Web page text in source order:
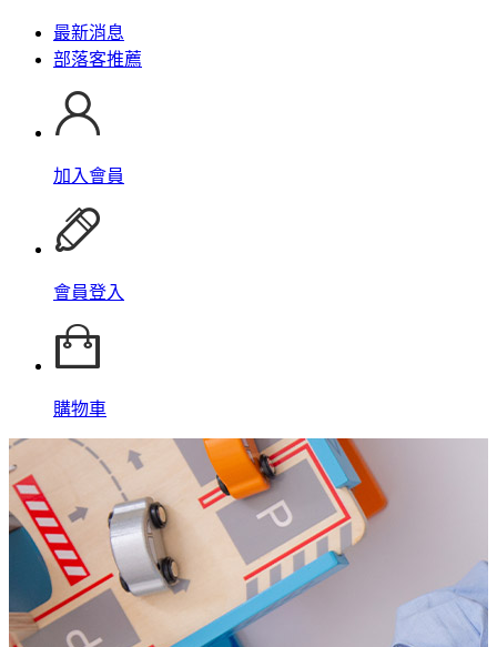
最新消息
部落客推薦
加入會員
會員登入
購物車